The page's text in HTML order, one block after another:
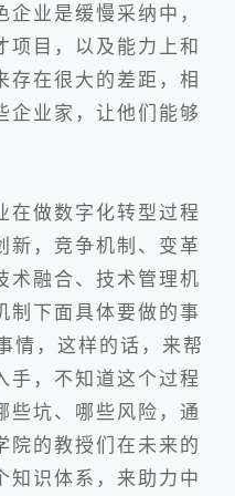
业是缓慢采纳中，
项目，以及能力上和
存在很大的差距，相
企业家，让他们能够
做数字化转型过程
新，竞争机制、变革
术融合、技术管理机
制下面具体要做的事
情，这样的话，来帮
手，不知道这个过程
些坑、哪些风险，通
院的教授们在未来的
知识体系，来助力中